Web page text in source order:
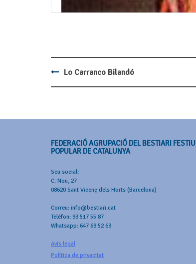
Post
Lo Carranco Bilandó
FEDERACIÓ AGRUPACIÓ DEL BESTIARI FESTIU I
POPULAR DE CATALUNYA
Seu social:
C. Nou, 27
08620 Sant Vicenç dels Horts (Barcelona)
Correu: info@bestiari.cat
Telèfon: 93 517 55 87
Whatsapp: 647 69 52 63
Avís legal
Política de privacitat